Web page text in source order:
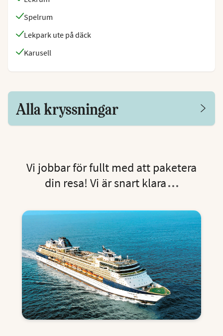
Spelrum
Lekpark ute på däck
Karusell
Alla kryssningar
Vi jobbar för fullt med att paketera
din resa! Vi är snart klara